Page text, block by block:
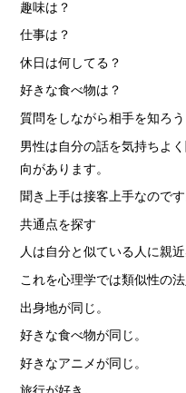
趣味は？
仕事は？
休日は何してる？
好きな食べ物は？
質問をしながら相手を知ろ
男性は自分の話を気持ちよ
向があります。
聞き上手は接客上手なのです
共通点を探す
人は自分と似ている人に親近
これを心理学では類似性の法
出身地が同じ。
好きな食べ物が同じ。
好きなアニメが同じ。